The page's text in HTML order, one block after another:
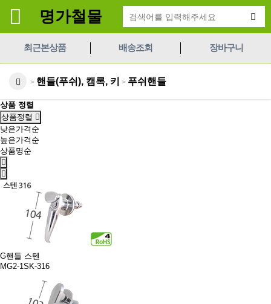
명가철물
최근본상품 배송조회 장바구니
> 핸들(푸쉬), 캠록, 키 > 푸쉬핸들
상품 정렬
상품정렬
낮은가격순
높은가격순
상품명순
G핸들 스텐
MG2-1SK-316